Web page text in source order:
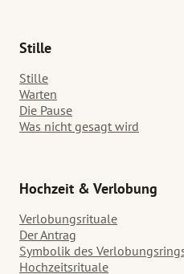
Stille
Stille
Warten
Die Pause
Was nicht gesagt wird
Hochzeit & Verlobung
Verlobungsrituale
Der Antrag
Symbolik des
Hochzeitsrituale